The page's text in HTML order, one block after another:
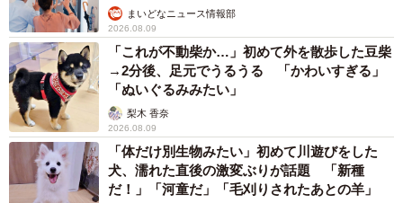
まいどなニュース情報部
2026.08.09
「これが不動柴か…」初めて外を散歩した豆柴
→2分後、足元でうるうる 「かわいすぎる」
「ぬいぐるみみたい」
梨木 香奈
2026.08.09
「体だけ別生物みたい」初めて川遊びをした
犬、濡れた直後の激変ぶりが話題 「新種
だ！」「河童だ」「毛刈りされたあとの羊」